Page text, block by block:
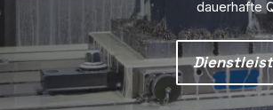
dauerhafte